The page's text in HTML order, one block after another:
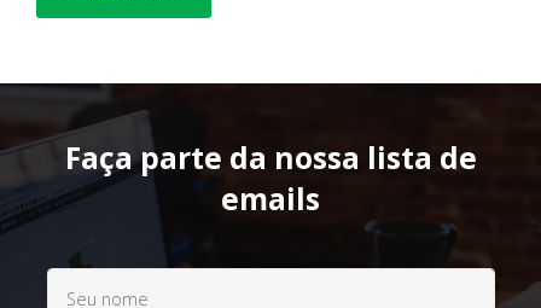
Faça parte da nossa lista de
emails